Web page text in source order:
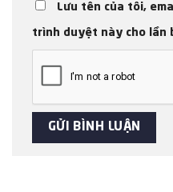
Lưu tên của tôi,
trình duyệt này cho lần